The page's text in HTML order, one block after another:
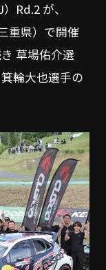
Rd.2 が、
重県）で開催
草場佑介選
輪大也選手の